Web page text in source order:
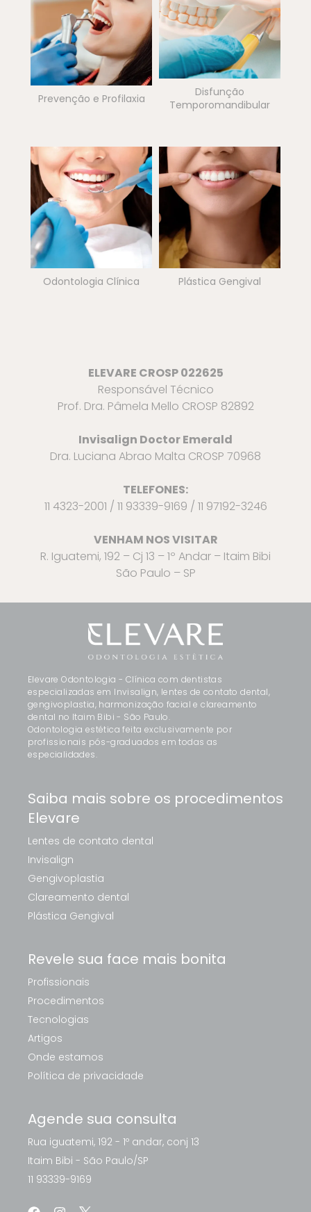
Prevenção e Profilaxia
Disfunção
Temporomandibular
Odontologia Clínica Plástica Gengival
ELEVARE CROSP 022625
Responsável Técnico
Prof. Dra. Pâmela Mello CROSP 82892
Invisalign Doctor Emerald
Dra. Luciana Abrao Malta CROSP 70968
TELEFONES:
11 4323-2001 / 11 93339-9169 / 11 97192-3246
VENHAM NOS VISITAR
R. Iguatemi, 192 – Cj 13 – 1º Andar – Itaim Bibi
São Paulo – SP
Elevare Odontologia - Clínica com dentistas
especializadas em Invisalign, lentes de contato dental,
gengivoplastia, harmonização facial e clareamento
dental no Itaim Bibi - São Paulo.
Odontologia estética feita exclusivamente por
profissionais pós-graduados em todas as
especialidades.
Saiba mais sobre os procedimentos
Elevare
Lentes de contato dental
Invisalign
Gengivoplastia
Clareamento dental
Plástica Gengival
Revele sua face mais bonita
Profissionais
Procedimentos
Tecnologias
Artigos
Onde estamos
Política de privacidade
Agende sua consulta
Rua iguatemi, 192 - 1º andar, conj 13
Itaim Bibi - São Paulo/SP
11 93339-9169